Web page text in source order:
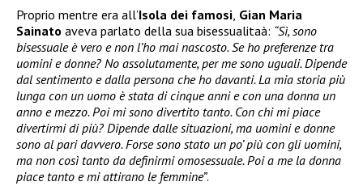
Proprio mentre era all’Isola dei famosi, Gian Maria
Sainato aveva parlato della sua bisessualitaà: “Sì, sono
bisessuale è vero e non l’ho mai nascosto. Se ho preferenze tra
uomini e donne? No assolutamente, per me sono uguali. Dipende
dal sentimento e dalla persona che ho davanti. La mia storia più
lunga con un uomo è stata di cinque anni e con una donna un
anno e mezzo. Poi mi sono divertito tanto. Con chi mi piace
divertirmi di più? Dipende dalle situazioni, ma uomini e donne
sono al pari davvero. Forse sono stato un po’ più con gli uomini,
ma non così tanto da definirmi omosessuale. Poi a me la donna
piace tanto e mi attirano le femmine”.